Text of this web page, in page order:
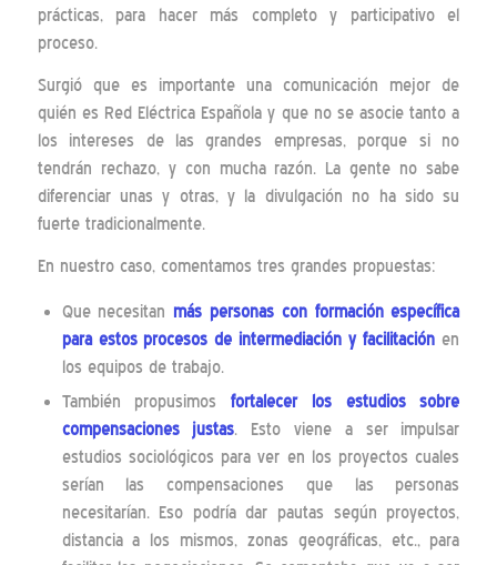
prácticas, para hacer más completo y participativo el
proceso.
Surgió que es importante una comunicación mejor de
quién es Red Eléctrica Española y que no se asocie tanto a
los intereses de las grandes empresas, porque si no
tendrán rechazo, y con mucha razón. La gente no sabe
diferenciar unas y otras, y la divulgación no ha sido su
fuerte tradicionalmente.
En nuestro caso, comentamos tres grandes propuestas:
Que necesitan más personas con formación específica
para estos procesos de intermediación y facilitación en
los equipos de trabajo.
También propusimos fortalecer los estudios sobre
compensaciones justas. Esto viene a ser impulsar
estudios sociológicos para ver en los proyectos cuales
serían las compensaciones que las personas
necesitarían. Eso podría dar pautas según proyectos,
distancia a los mismos, zonas geográficas, etc., para